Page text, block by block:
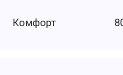
Комфорт